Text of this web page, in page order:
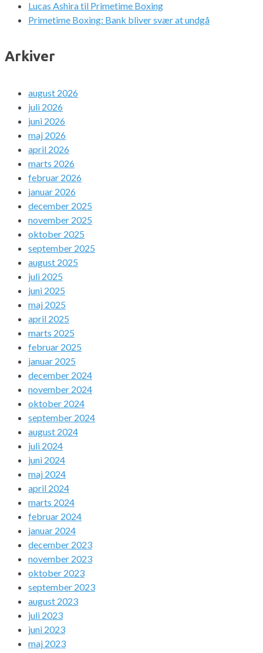
Lucas Ashira til Primetime Boxing
Primetime Boxing: Bank bliver svær at undgå
Arkiver
august 2026
juli 2026
juni 2026
maj 2026
april 2026
marts 2026
februar 2026
januar 2026
december 2025
november 2025
oktober 2025
september 2025
august 2025
juli 2025
juni 2025
maj 2025
april 2025
marts 2025
februar 2025
januar 2025
december 2024
november 2024
oktober 2024
september 2024
august 2024
juli 2024
juni 2024
maj 2024
april 2024
marts 2024
februar 2024
januar 2024
december 2023
november 2023
oktober 2023
september 2023
august 2023
juli 2023
juni 2023
maj 2023